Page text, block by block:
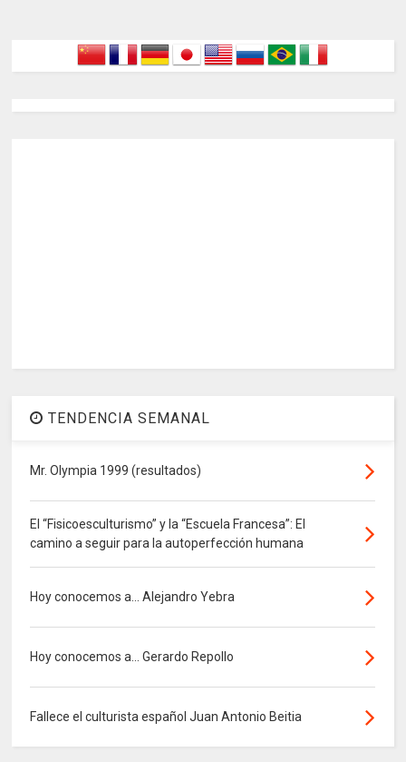
TENDENCIA SEMANAL
Mr. Olympia 1999 (resultados)
El “Fisicoesculturismo” y la “Escuela Francesa”: El
camino a seguir para la autoperfección humana
Hoy conocemos a... Alejandro Yebra
Hoy conocemos a... Gerardo Repollo
Fallece el culturista español Juan Antonio Beitia